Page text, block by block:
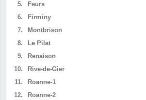
5.
Feurs
6.
Firminy
7.
Montbrison
8.
Le Pilat
9.
Renaison
10.
Rive-de-Gier
11.
Roanne-1
12.
Roanne-2